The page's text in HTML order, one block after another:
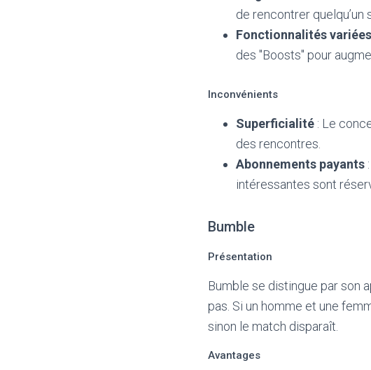
de rencontrer quelqu’un
Fonctionnalités variées
des "Boosts" pour
Inconvénients
Superficialité : Le
des rencontres.
Abonnements payants
intéressantes sont
Bumble
Présentation
Bumble se distingue par son
pas. Si un homme et une
sinon le match disparaît.
Avantages